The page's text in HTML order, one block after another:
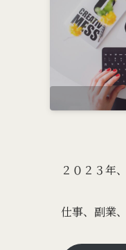
２０２３年
仕事、副業